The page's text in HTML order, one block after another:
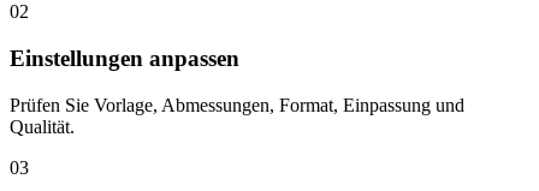
02
Einstellungen anpassen
Prüfen Sie Vorlage, Abmessungen, Format, Einpassung und
Qualität.
03